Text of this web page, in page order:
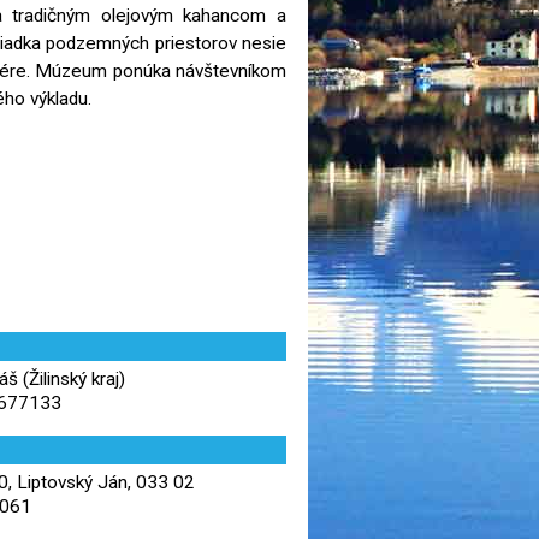
olejovým kahancom a
podzemných priestorov nesie
Múzeum ponúka návštevníkom
výkladu.
(Žilinský kraj)
Liptovský Ján, 033 02